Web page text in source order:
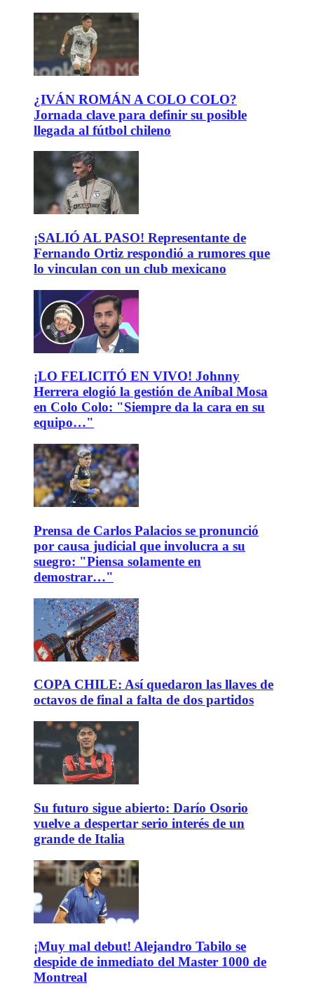
¿IVÁN ROMÁN A COLO COLO?
Jornada clave para definir su posible
llegada al fútbol chileno
¡SALIÓ AL PASO! Representante de
Fernando Ortiz respondió a rumores que
lo vinculan con un club mexicano
¡LO FELICITÓ EN VIVO! Johnny
Herrera elogió la gestión de Aníbal Mosa
en Colo Colo: "Siempre da la cara en su
equipo…"
Prensa de Carlos Palacios se pronunció
por causa judicial que involucra a su
suegro: "Piensa solamente en
demostrar…"
COPA CHILE: Así quedaron las llaves de
octavos de final a falta de dos partidos
Su futuro sigue abierto: Darío Osorio
vuelve a despertar serio interés de un
grande de Italia
¡Muy mal debut! Alejandro Tabilo se
despide de inmediato del Master 1000 de
Montreal